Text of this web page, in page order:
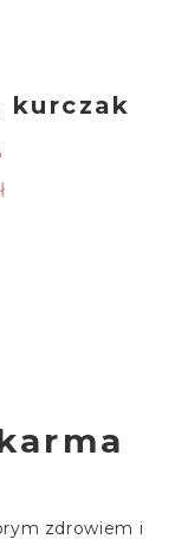
kurczak
zdrowiem i